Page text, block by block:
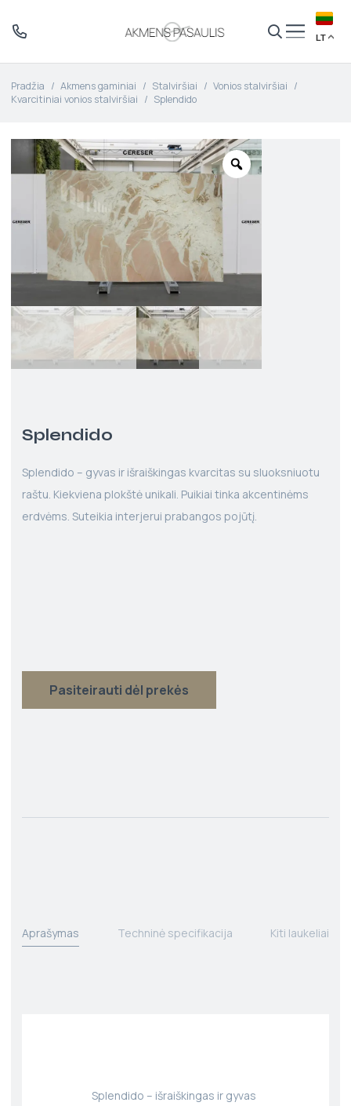
LT
Pradžia / Akmens gaminiai / Stalviršiai / Vonios stalviršiai /
Kvarcitiniai vonios stalviršiai / Splendido
Splendido
Splendido – gyvas ir išraiškingas kvarcitas su sluoksniuotu
raštu. Kiekviena plokštė unikali. Puikiai tinka akcentinėms
erdvėms. Suteikia interjerui prabangos pojūtį.
Pasiteirauti dėl prekės
Aprašymas Techninė specifikacija Kiti laukeliai
Splendido – išraiškingas ir gyvas